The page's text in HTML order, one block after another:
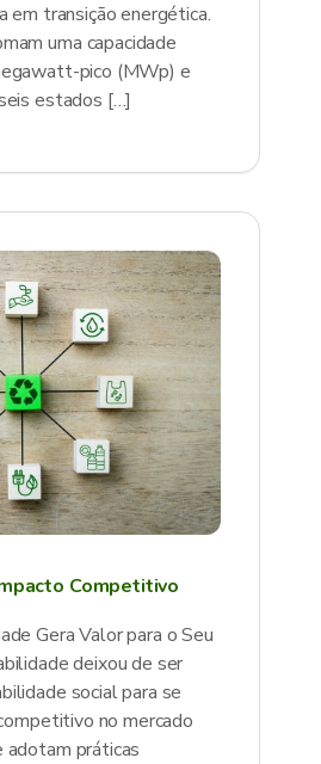
em transição energética.
uma capacidade
pico (MWp) e
estados […]
Competitivo
Gera Valor para o Seu
deixou de ser
social para se
no mercado
adotam práticas